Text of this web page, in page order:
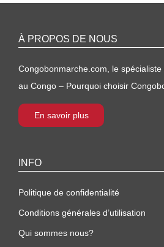
À PROPOS DE NOUS
Congobonmarche.com, le
au Congo – Pourquoi choisir
En savoir plus
INFO
Politique de confidentialité
Conditions générales d’utilisation
Qui sommes nous?